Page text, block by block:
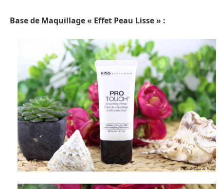
Base de Maquillage « Effet Peau Lisse » :